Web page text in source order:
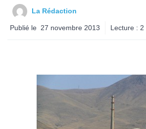
La Rédaction
Publié le 27 novembre 2013 Lecture : 2